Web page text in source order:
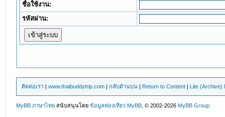
ชื่อใช้งาน:
รหัสผ่าน:
ติดต่อเรา |www.thaibuddytrip.com |กลับด้านบน | Return to Content | Lite (Archive)
MyBB ภาษาไทย สนับสนุนโดยข้อมูลท่องเที่ยว MyBB , © 2002-2026MyBB Group